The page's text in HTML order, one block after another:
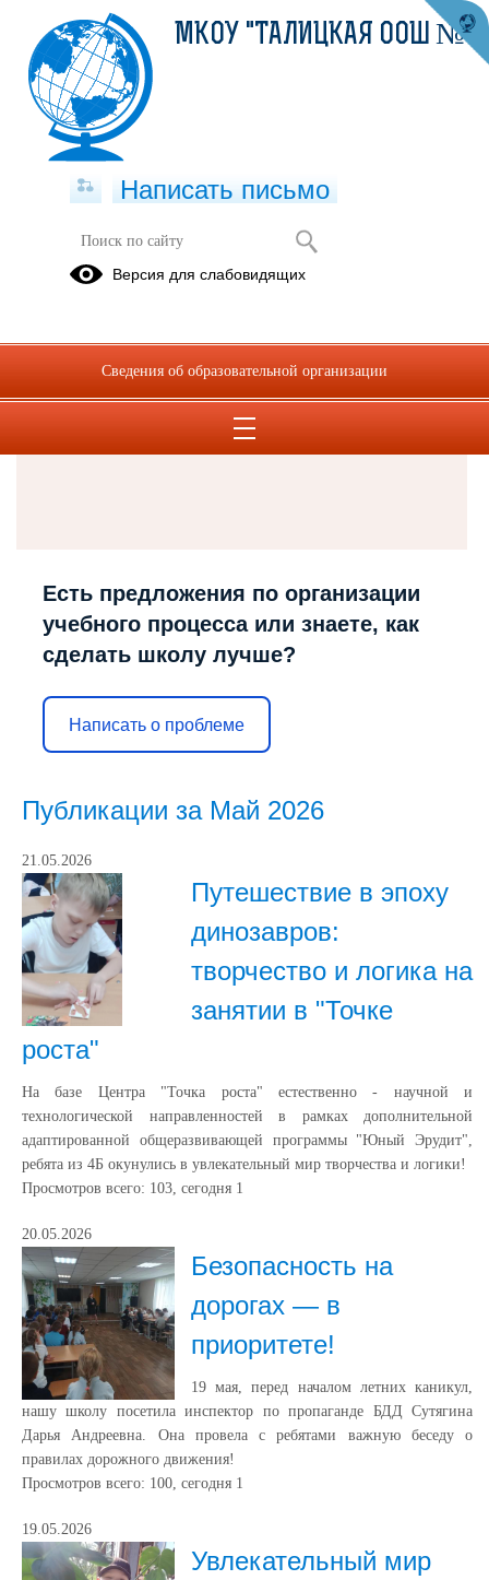
Есть предложения по организации
учебного процесса или знаете, как
сделать школу лучше?
Написать о проблеме
Публикации за Май 2026
21.05.2026
Путешествие в эпоху
динозавров:
творчество и логика на
занятии в "Точке
роста"
На базе Центра "Точка роста" естественно - научной и
технологической направленностей в рамках дополнительной
адаптированной общеразвивающей программы "Юный Эрудит",
ребята из 4Б окунулись в увлекательный мир творчества и логики!
Просмотров всего: 103, сегодня 1
20.05.2026
Безопасность на
дорогах — в
приоритете!
19 мая, перед началом летних каникул,
нашу школу посетила инспектор по пропаганде БДД Сутягина
Дарья Андреевна. Она провела с ребятами важную беседу о
правилах дорожного движения!
Просмотров всего: 100, сегодня 1
19.05.2026
Увлекательный мир
МКОУ "ТАЛИЦКАЯ ООШ №8"
Написать письмо
Версия для слабовидящих
Сведения об образовательной организации